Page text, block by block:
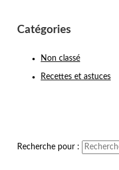
Catégories
Non classé
Recettes et astuces
Recherche pour :